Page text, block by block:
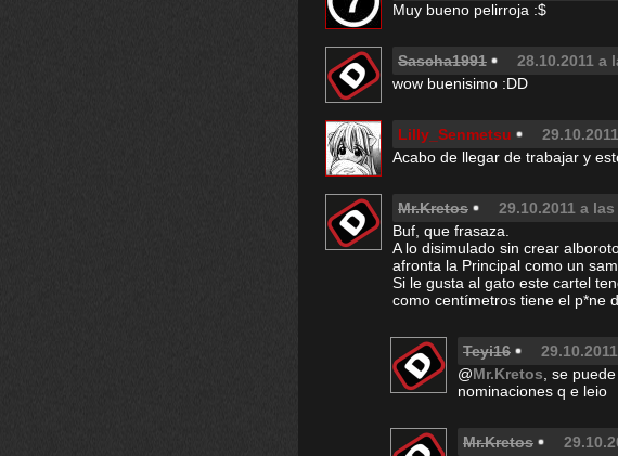
Muy bueno pelirroja :$
Sascha1991 28.10.2011 a
wow buenisimo :DD
Lilly_Senmetsu
Acabo de llegar de trabajar y
Mr.Kretos 29.10.2011 a
Buf, que frasaza.
A lo disimulado sin crear
afronta la Principal como un
Si le gusta al gato este cartel
como centímetros tiene el p*ne
Teyi16
@Mr.Kretos , se
nominaciones q e leio
Mr.Kretos